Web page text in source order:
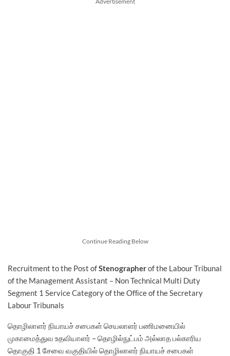
Continue Reading Below
Recruitment to the Post ofStenographerof the Labour Tribunal
of the Management Assistant – Non Technical Multi Duty
Segment 1 Service Category of the Ofﬁce of the Secretary
Labour Tribunals
தொழிலாளர் நியாயச் சபைகள் செயலாளர் பணிமனையில்
முகாமைத்துவ உதவியாளர் – தொழில்நுட்பம் அல்லாத பல்காரிய
தொகுதி 1 சேவை வகுதியில் தொழிலாளர் நியாயச் சபைகள்